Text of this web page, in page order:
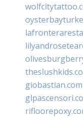
giobastian.com